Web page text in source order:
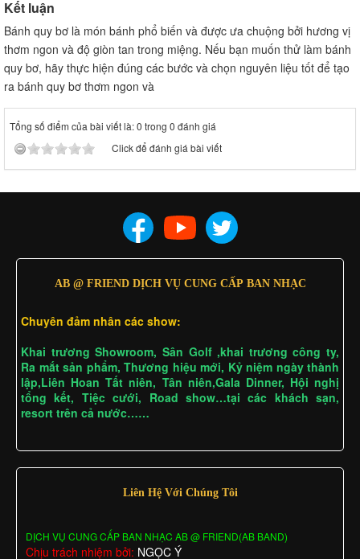
Kết luận
Bánh quy bơ là món bánh phổ biến và được ưa chuộng bởi hương vị
thơm ngon và độ giòn tan trong miệng. Nếu bạn muốn thử làm bánh
quy bơ, hãy thực hiện đúng các bước và chọn nguyên liệu tốt để tạo
ra bánh quy bơ thơm ngon và
Tổng số điểm của bài viết là: 0 trong 0 đánh giá
Click để đánh giá bài viết
AB @ FRIEND DỊCH VỤ CUNG CẤP BAN NHẠC
Chuyên đảm nhân các show:
Khai trương Showroom, Sân Golf ,khai trương công ty,
Ra mắt sản phẩm, Thương hiệu mới, Kỷ niệm ngày thành
lập,Liên Hoan Tất niên, Tân niên,Gala Dinner, Hội nghị
tổng kết, Tiệc cưới, Road show…tại các khách sạn,
resort trên cả nước……
Liên Hệ Với Chúng Tôi
DỊCH VỤ CUNG CẤP BAN NHẠC AB @ FRIEND(AB BAND)
Chịu trách nhiệm bởi: NGỌC Ý